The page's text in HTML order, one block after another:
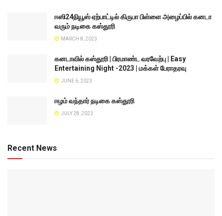
ஈஸி24நியூஸ் ஏற்பாட்டில் கிருபா பிள்ளை அழைப்பில் கனடா
வரும் நடிகை கஸ்தூரி
MARCH 8, 2023
கனடாவில் கஸ்தூரி | பிரமாண்ட வரவேற்பு | Easy
Entertaining Night -2023 | மக்கள் பேராதரவு
JUNE 6, 2023
ஈழம் வந்தார் நடிகை கஸ்தூரி
JULY 28, 2023
Recent News